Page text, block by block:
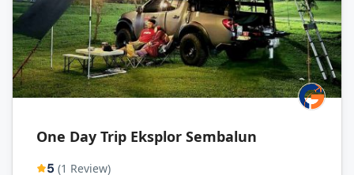
One Day Trip Eksplor Sembalun
5 (1 Review)